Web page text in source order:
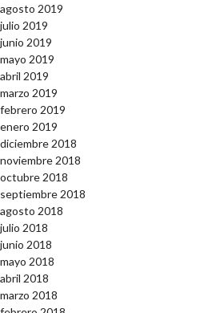
agosto 2019
julio 2019
junio 2019
mayo 2019
abril 2019
marzo 2019
febrero 2019
enero 2019
diciembre 2018
noviembre 2018
octubre 2018
septiembre 2018
agosto 2018
julio 2018
junio 2018
mayo 2018
abril 2018
marzo 2018